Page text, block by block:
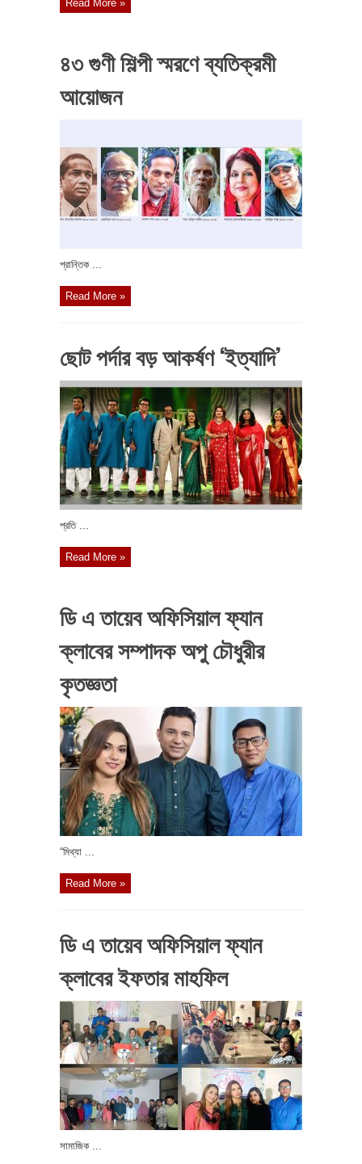
Read More »
৪৩ গুণী শিল্পী স্মরণে ব্যতিক্রমী
আয়োজন
প্রান্তিক ...
Read More »
ছোট পর্দার বড় আকর্ষণ ‘ইত্যাদি’
প্রতি ...
Read More »
ডি এ তায়েব অফিসিয়াল ফ্যান
ক্লাবের সম্পাদক অপু চৌধুরীর
কৃতজ্ঞতা
“মিথ্যা ...
Read More »
ডি এ তায়েব অফিসিয়াল ফ্যান
ক্লাবের ইফতার মাহফিল
সামাজিক ...